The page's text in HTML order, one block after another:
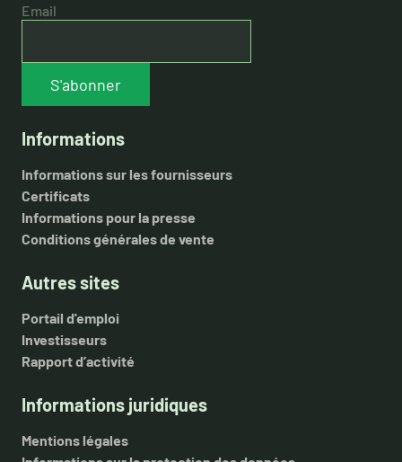
Email
S'abonner
Informations
Informations sur les fournisseurs
Certificats
Informations pour la presse
Conditions générales de vente
Autres sites
Portail d'emploi
Investisseurs
Rapport d’activité
Informations juridiques
Mentions légales